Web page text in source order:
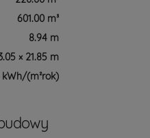
601.00 m³
8.94 m
× 21.85 m
kWh/(m²rok)